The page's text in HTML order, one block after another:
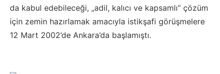
da kabul edebileceği, „adil, kalıcı ve kapsamlı“ çözüm
için zemin hazırlamak amacıyla istikşafi görüşmelere
12 Mart 2002’de Ankara’da başlamıştı.